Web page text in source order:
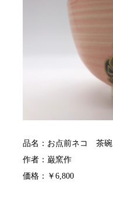
品名：お点前ネコ 茶碗
作者：巌窯作
価格：￥6,800